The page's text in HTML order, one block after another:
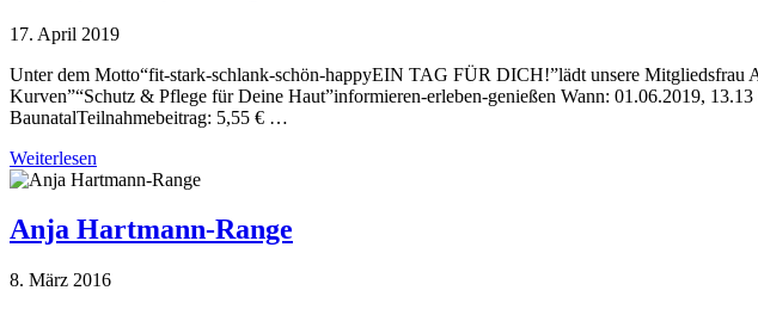
17. April 2019
Unter dem Motto“fit-stark-schlank-schön-happyEIN TAG FÜR DICH!”lädt unsere
Kurven”“Schutz & Pflege für Deine Haut”informieren-erleben-genießen Wann: 01.06.2019,
BaunatalTeilnahmebeitrag: 5,55 € …
Weiterlesen
Anja Hartmann-Range
8. März 2016